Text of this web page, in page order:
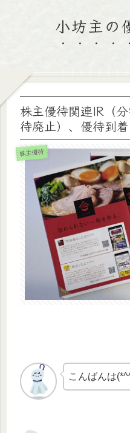
小坊主の
株主優待関連IR（
待廃止）、優待到
株主優待
こんばんは